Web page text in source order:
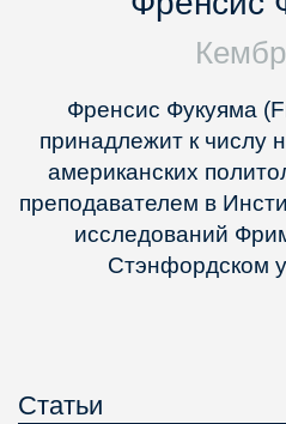
Френсис Фукуяма
принадлежит к числу
американских
преподавателем в
исследований
Стэнфордском
Статьи